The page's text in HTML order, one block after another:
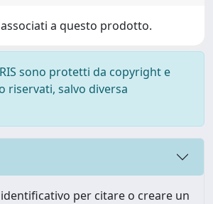
a questo prodotto.
sono protetti da copyright e
riservati, salvo diversa
per citare o creare un